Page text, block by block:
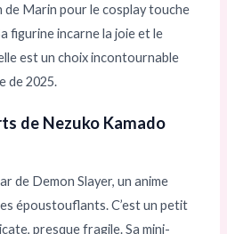
de Marin pour le cosplay touche
figurine incarne la joie et le
est un choix incontournable
de 2025.
de Nezuko Kamado
de Demon Slayer, un anime
époustouflants. C’est un petit
presque fragile. Sa mini-